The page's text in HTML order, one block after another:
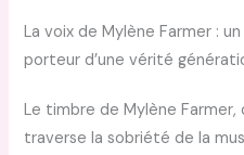
La voix de Mylène Farmer :
porteur d’une vérité
Le timbre de Mylène Farmer,
traverse la sobriété de la